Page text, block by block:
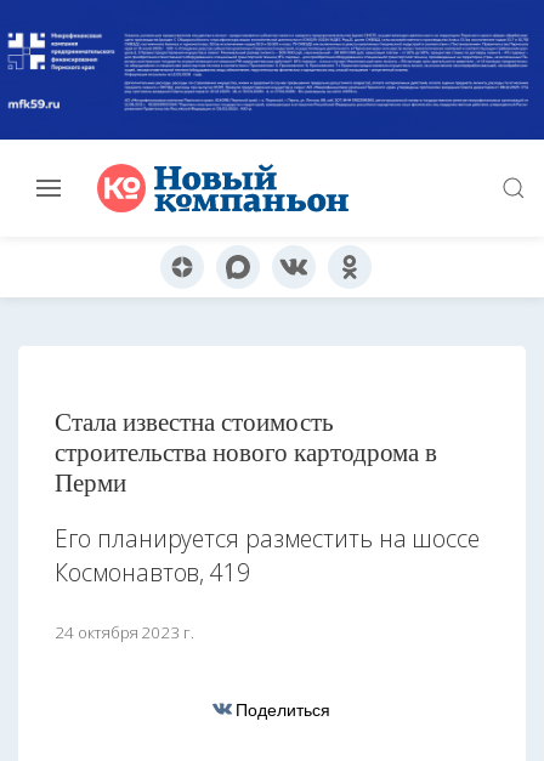
Стала известна стоимость
строительства нового картодрома в
Перми
Его планируется разместить на шоссе
Космонавтов, 419
24 октября 2023 г.
Поделиться